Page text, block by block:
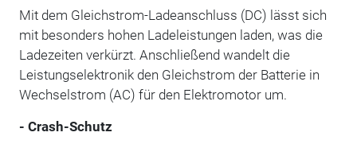
Mit dem Gleichstrom-Ladeanschluss (DC) lässt sich
mit besonders hohen Ladeleistungen laden, was die
Ladezeiten verkürzt. Anschließend wandelt die
Leistungselektronik den Gleichstrom der Batterie in
Wechselstrom (AC) für den Elektromotor um.
- Crash-Schutz